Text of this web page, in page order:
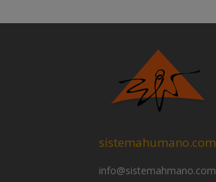
sistemahumano.com
info@sistemahmano.com